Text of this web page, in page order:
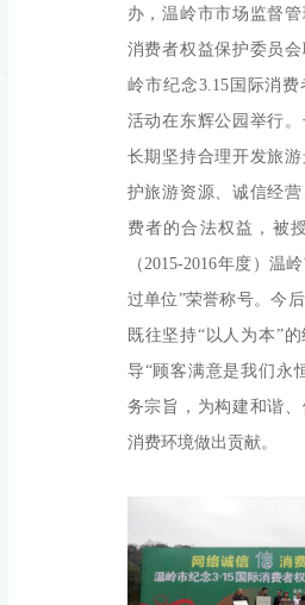
办，温岭市市场监督
消费者权益保护委员
岭市纪念3.15国际消
活动在东辉公园举行
长期坚持合理开发旅
护旅游资源、诚信经
费者的合法权益，被
（2015-2016年度）温
过单位”荣誉称号。今
既往坚持“以人为本”
导“顾客满意是我们永
务宗旨，为构建和谐
消费环境做出贡献。